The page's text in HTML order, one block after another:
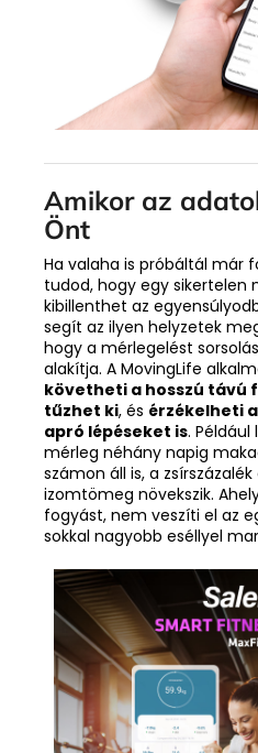
Amikor az
Önt
Ha valaha is próbáltál már
tudod, hogy egy sikertelen
kibillenthet az
segít az ilyen helyzetek
hogy a mérlegelést
alakítja. A MovingLife
követheti a hosszú távú
tűzhet ki, és érzékelheti
apró lépéseket is.
mérleg néhány napig
számon áll is, a
izomtömeg növekszik.
fogyást, nem veszíti el az
sokkal nagyobb eséllyel